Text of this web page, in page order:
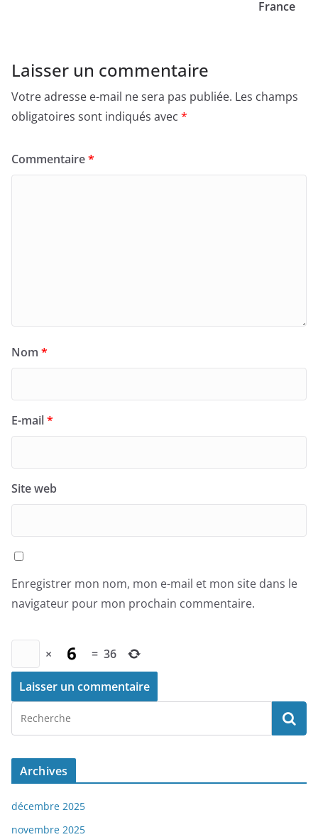
France
Laisser un commentaire
Votre adresse e-mail ne sera pas publiée. Les champs
obligatoires sont indiqués avec *
Commentaire*
Nom *
E-mail*
Site web
Enregistrer mon nom, mon e-mail et mon site dans le
navigateur pour mon prochain commentaire.
× = 36
Archives
décembre 2025
novembre 2025